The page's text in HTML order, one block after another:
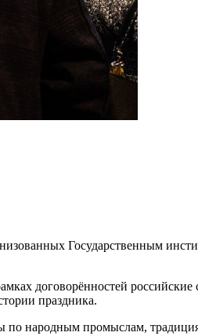
Государственным
договорённостей
праздника.
по народным промыслам,